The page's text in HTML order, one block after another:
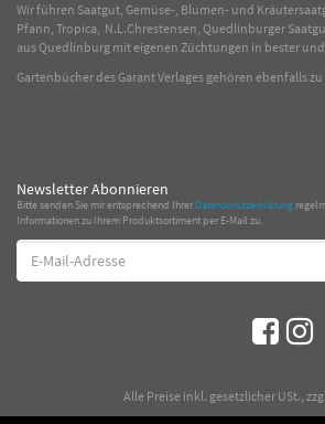
Wir führen Saatgut, Gemüse-, Blumen- und
Pfann, Tropica, N.L.Chrestensen, Quedlinburger
aus Quedlinburg mit eigenen Züchtungen in bester
Gartenbücher des Garant Verlages gehören ebenfalls
Newsletter Abonnieren
Bitte senden Sie mir entsprechend IhrerDatenschutzerklärung
Informationen zu Ihrem Produktsortiment per E-Mail zu.
E-
Mail-
Adresse
Alle Preise inkl. gesetzlicher USt.,